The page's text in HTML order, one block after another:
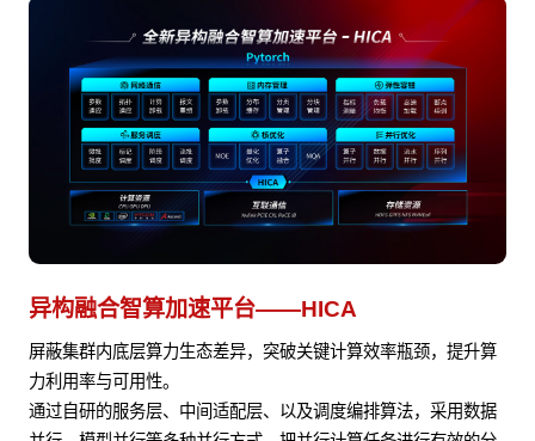
异构融合智算加速平台——HICA
屏蔽集群内底层算力生态差异，突破关键计算效率瓶颈，提升算
力利用率与可用性。
通过自研的服务层、中间适配层、以及调度编排算法，采用数据